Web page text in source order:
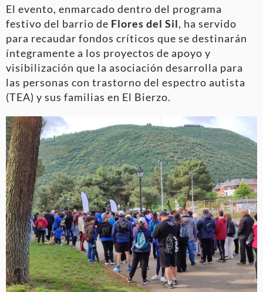
El evento, enmarcado dentro del programa
festivo del barrio de Flores del Sil, ha servido
para recaudar fondos críticos que se destinarán
íntegramente a los proyectos de apoyo y
visibilización que la asociación desarrolla para
las personas con trastorno del espectro autista
(TEA) y sus familias en El Bierzo.